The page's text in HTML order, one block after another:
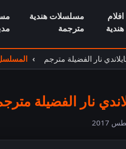
افلام
هندية
مسلسلات هندية
مترجمة
نار الفضيلة مترجم المسلسل
نار الفضيلة